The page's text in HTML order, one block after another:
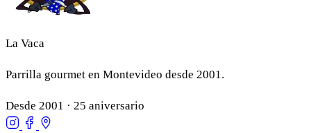
La Vaca
Parrilla gourmet en Montevideo desde 2001.
Desde 2001 · 25 aniversario